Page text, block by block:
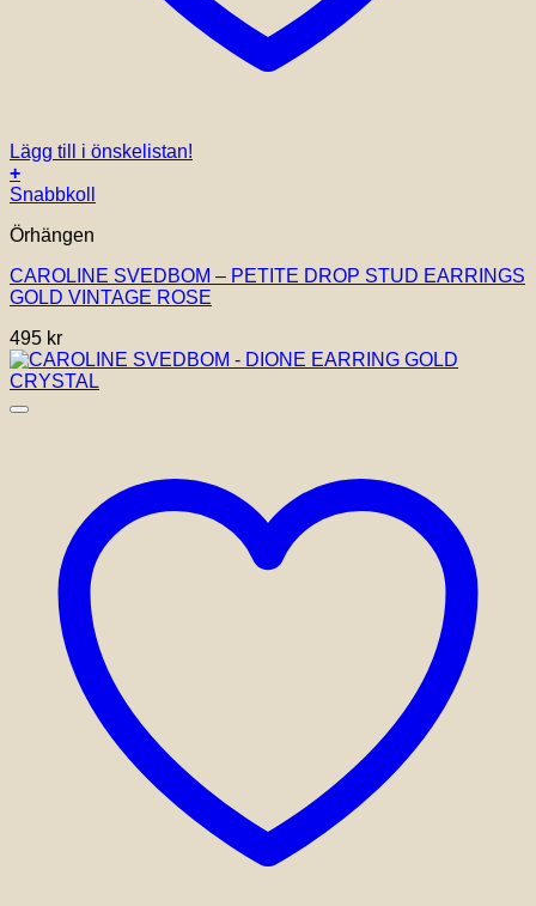
Lägg till i önskelistan!
+
Snabbkoll
Örhängen
CAROLINE SVEDBOM – PETITE DROP STUD EARRINGS
GOLD VINTAGE ROSE
495 kr